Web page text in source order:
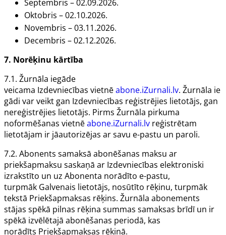
Septembris – 02.09.2026.
Oktobris – 02.10.2026.
Novembris – 03.11.2026.
Decembris – 02.12.2026.
7. Norēķinu kārtība
7.1. Žurnāla iegāde
veicama Izdevniecības vietnēabone.iZurnali.lv. Žurnāla ie
gādi var veikt gan Izdevniecības reģistrējies lietotājs, gan
nereģistrējies lietotājs. Pirms Žurnāla pirkuma
noformēšanas vietnēabone.iZurnali.lv reģistrētam
lietotājam ir jāautorizējas ar savu e-pastu un paroli.
7.2. Abonents samaksā abonēšanas maksu ar
priekšapmaksu saskaņā ar Izdevniecības elektroniski
izrakstīto un uz Abonenta norādīto e-pastu,
turpmāk Galvenais lietotājs, nosūtīto rēķinu, turpmāk
tekstā Priekšapmaksas rēķins. Žurnāla abonements
stājas spēkā pilnas rēķina summas samaksas brīdī un ir
spēkā izvēlētajā abonēšanas periodā, kas
norādīts Priekšapmaksas rēķinā.